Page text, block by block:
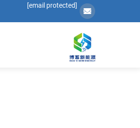
[email protected]